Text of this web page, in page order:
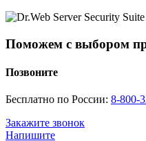
Поможем с выбором
Позвоните
Бесплатно по России: 8-800-
Закажите звонок
Напишите